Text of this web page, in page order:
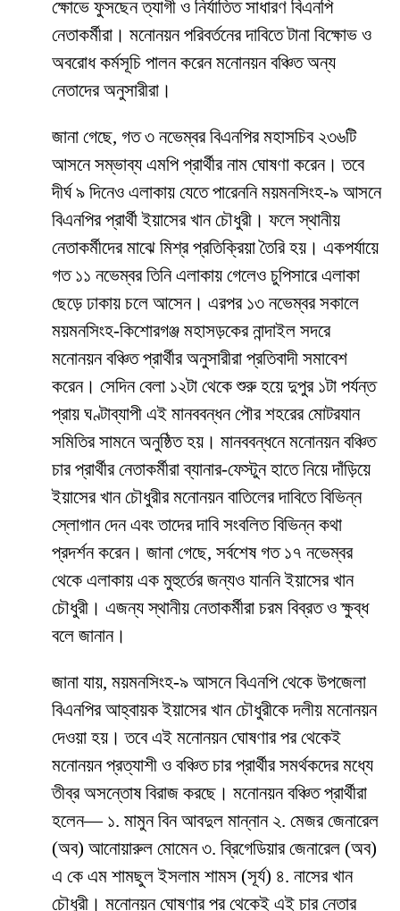
ক্ষোভে ফুসছেন ত্যাগী ও নির্যাতিত সাধারণ বিএনপি
নেতাকর্মীরা। মনোনয়ন পরিবর্তনের দাবিতে টানা বিক্ষোভ ও
অবরোধ কর্মসূচি পালন করেন মনোনয়ন বঞ্চিত অন্য
নেতাদের অনুসারীরা।
জানা গেছে, গত ৩ নভেম্বর বিএনপির মহাসচিব ২৩৬টি
আসনে সম্ভাব্য এমপি প্রার্থীর নাম ঘোষণা করেন। তবে
দীর্ঘ ৯ দিনেও এলাকায় যেতে পারেননি ময়মনসিংহ-৯ আসনে
বিএনপির প্রার্থী ইয়াসের খান চৌধুরী। ফলে স্থানীয়
নেতাকর্মীদের মাঝে মিশ্র প্রতিক্রিয়া তৈরি হয়। একপর্যায়ে
গত ১১ নভেম্বর তিনি এলাকায় গেলেও চুপিসারে এলাকা
ছেড়ে ঢাকায় চলে আসেন। এরপর ১৩ নভেম্বর সকালে
ময়মনসিংহ-কিশোরগঞ্জ মহাসড়কের নান্দাইল সদরে
মনোনয়ন বঞ্চিত প্রার্থীর অনুসারীরা প্রতিবাদী সমাবেশ
করেন। সেদিন বেলা ১২টা থেকে শুরু হয়ে দুপুর ১টা পর্যন্ত
প্রায় ঘণ্টাব্যাপী এই মানববন্ধন পৌর শহরের মোটরযান
সমিতির সামনে অনুষ্ঠিত হয়। মানববন্ধনে মনোনয়ন বঞ্চিত
চার প্রার্থীর নেতাকর্মীরা ব্যানার-ফেস্টুন হাতে নিয়ে দাঁড়িয়ে
ইয়াসের খান চৌধুরীর মনোনয়ন বাতিলের দাবিতে বিভিন্ন
স্লোগান দেন এবং তাদের দাবি সংবলিত বিভিন্ন কথা
প্রদর্শন করেন। জানা গেছে, সর্বশেষ গত ১৭ নভেম্বর
থেকে এলাকায় এক মুহুর্তের জন্যও যাননি ইয়াসের খান
চৌধুরী। এজন্য স্থানীয় নেতাকর্মীরা চরম বিব্রত ও ক্ষুব্ধ
বলে জানান।
জানা যায়, ময়মনসিংহ-৯ আসনে বিএনপি থেকে উপজেলা
বিএনপির আহ্বায়ক ইয়াসের খান চৌধুরীকে দলীয় মনোনয়ন
দেওয়া হয়। তবে এই মনোনয়ন ঘোষণার পর থেকেই
মনোনয়ন প্রত্যাশী ও বঞ্চিত চার প্রার্থীর সমর্থকদের মধ্যে
তীব্র অসন্তোষ বিরাজ করছে। মনোনয়ন বঞ্চিত প্রার্থীরা
হলেন— ১. মামুন বিন আবদুল মান্নান ২. মেজর জেনারেল
(অব) আনোয়ারুল মোমেন ৩. ব্রিগেডিয়ার জেনারেল (অব)
এ কে এম শামছুল ইসলাম শামস (সূর্য) ৪. নাসের খান
চৌধুরী। মনোনয়ন ঘোষণার পর থেকেই এই চার নেতার